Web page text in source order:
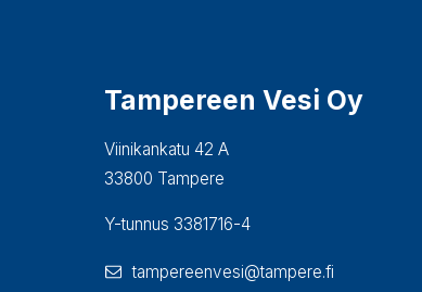
Tampereen Vesi Oy
Viinikankatu 42 A
33800 Tampere
Y-tunnus 3381716-4
tampereenvesi@tampere.fi